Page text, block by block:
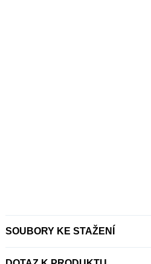
SOUBORY KE STAŽENÍ